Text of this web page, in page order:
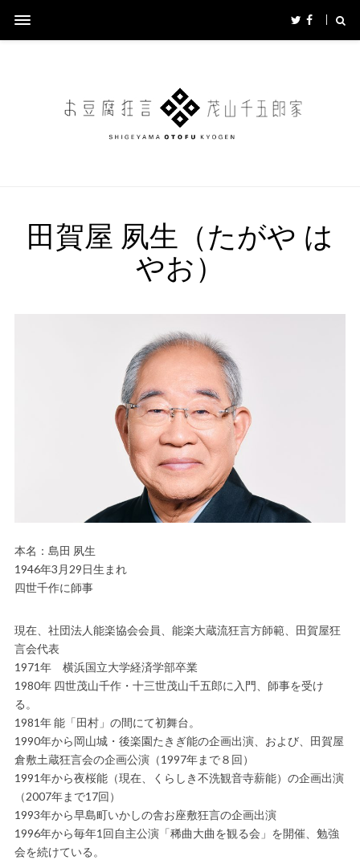
田賀屋 夙生（たがや は
やお）
本名：島田 夙生
1946年3月29日生まれ
四世千作に師事
現在、社団法人能楽協会会員、能楽大蔵流狂言方師範、田賀屋狂
言会代表
1971年 横浜国立大学経済学部卒業
1980年 四世茂山千作・十三世茂山千五郎に入門、師事を受け
る。
1981年 能「田村」の間にて初舞台。
1990年から岡山城・後楽園たきぎ能の企画出演、および、田賀屋
倉敷土蔵狂言会の企画公演（1997年まで８回）
1991年から夜桜能（現在、くらしき不洗観音寺薪能）の企画出演
（2007年まで17回）
1993年から早島町いかしの舎お座敷狂言の企画出演
1996年から毎年1回自主公演「稀曲大曲を観る会」を開催、勉強
会を続けている。